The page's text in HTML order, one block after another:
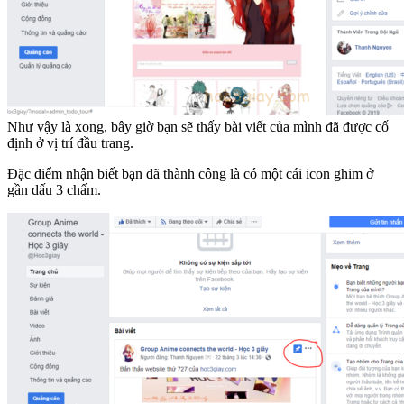
Như vậy là xong, bây giờ bạn sẽ thấy bài viết của mình đã được cố
định ở vị trí đầu trang.
Đặc điểm nhận biết bạn đã thành công là có một cái icon ghim ở
gần dấu 3 chấm.